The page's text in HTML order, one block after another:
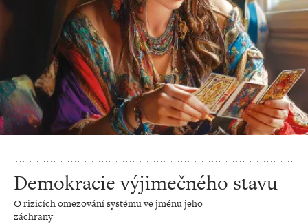
Demokracie výjimečného stavu
O rizicích omezování systému ve jménu jeho
záchrany